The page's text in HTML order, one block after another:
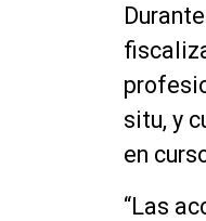
situ, y
en
“Las